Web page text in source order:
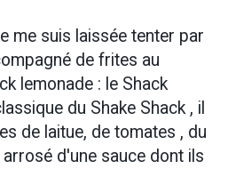
me suis laissée tenter par
de frites au
lemonade : le Shack
du Shake Shack , il
de laitue, de tomates , du
d'une sauce dont ils